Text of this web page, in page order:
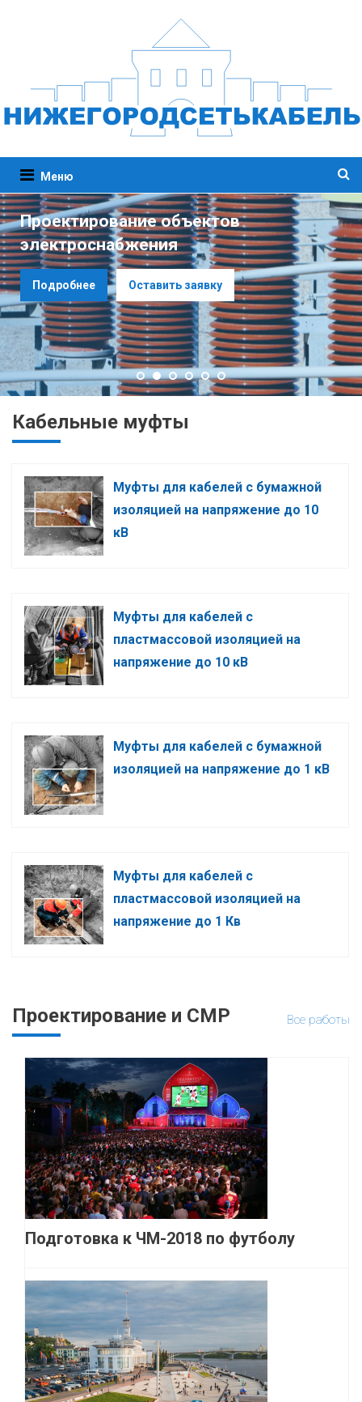
Меню
Проектирование объектов
электроснабжения
Подробнее Оставить заявку
Кабельные муфты
Муфты для кабелей с бумажной
изоляцией на напряжение до 10
кВ
Муфты для кабелей c
пластмассовой изоляцией на
напряжение до 10 кВ
Муфты для кабелей с бумажной
изоляцией на напряжение до 1 кВ
Муфты для кабелей с
пластмассовой изоляцией на
напряжение до 1 Кв
Проектирование и СМР Все работы
Подготовка к ЧМ-2018 по футболу